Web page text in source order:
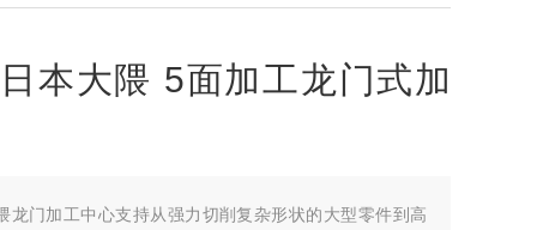
本大隈 5面加工龙门式加
龙门加工中心支持从强力切削复杂形状的大型零件到高